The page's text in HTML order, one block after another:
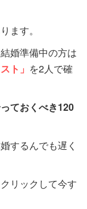
ます。
婚準備中の方は
ト」 を2人で確
ておくべき120
するんでも遅く
リックして今す